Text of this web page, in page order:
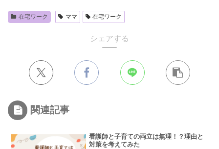
在宅ワーク ママ 在宅ワーク
シェアする
関連記事
看護師と子育ての両立は無理！？理由と
対策を考えてみた